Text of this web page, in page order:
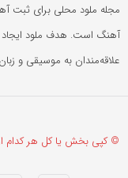
مجله ملود محلی برای ثبت
آهنگ است. هدف ملود ایجاد
علاقه‌مندان به موسیقی و
© کپی بخش یا کل هر کدام